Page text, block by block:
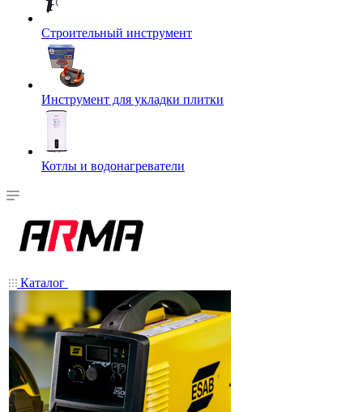
Строительный инструмент
Инструмент для укладки плитки
Котлы и водонагреватели
Каталог